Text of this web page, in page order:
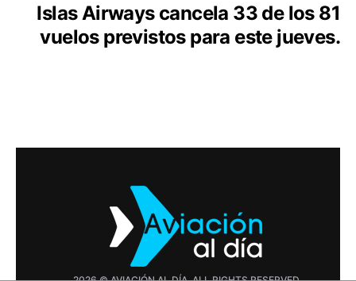
Islas Airways cancela 33 de los 81
vuelos previstos para este jueves.